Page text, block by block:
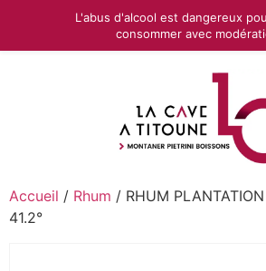
Accueil / Rhum / RHUM
41.2°
L'abus d'alcool est dangereux
consommer avec